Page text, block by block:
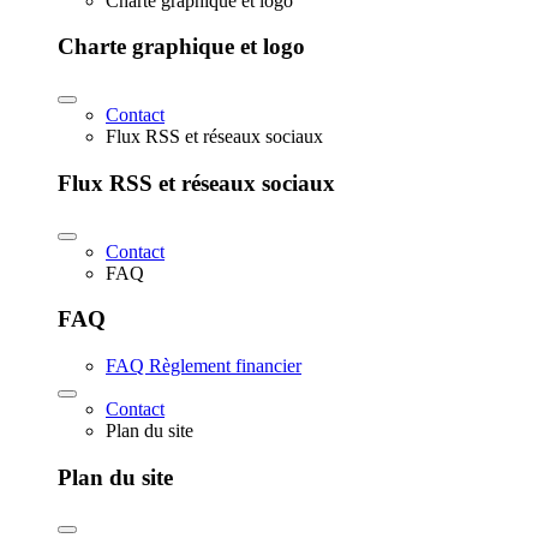
Charte graphique et logo
Contact
Flux RSS et réseaux sociaux
Flux RSS et réseaux sociaux
Contact
FAQ
FAQ
FAQ Règlement financier
Contact
Plan du site
Plan du site